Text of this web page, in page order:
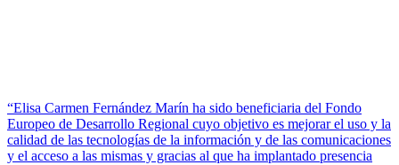
“Elisa Carmen Fernández Marín ha sido beneficiaria del Fondo
Europeo de Desarrollo Regional cuyo objetivo es mejorar el uso y la
calidad de las tecnologías de la información y de las comunicaciones
y el acceso a las mismas y gracias al que ha implantado presencia